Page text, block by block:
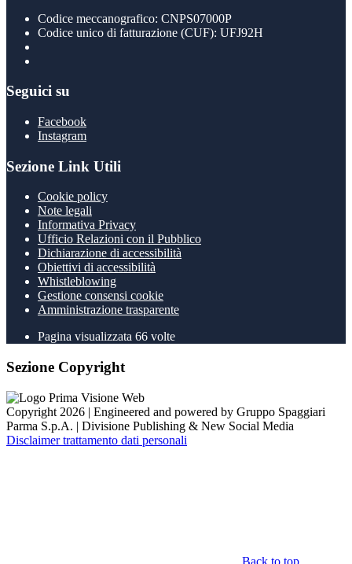
Codice meccanografico: CNPS07000P
Codice unico di fatturazione (CUF): UFJ92H
Seguici su
Facebook
Instagram
Sezione Link Utili
Cookie policy
Note legali
Informativa Privacy
Ufficio Relazioni con il Pubblico
Dichiarazione di accessibilità
Obiettivi di accessibilità
Whistleblowing
Gestione consensi cookie
Amministrazione trasparente
Pagina visualizzata 66 volte
Sezione Copyright
Copyright 2026 | Engineered and powered by Gruppo Spaggiari
Parma S.p.A. | Divisione Publishing & New Social Media
Disclaimer trattamento dati personali
Back to top